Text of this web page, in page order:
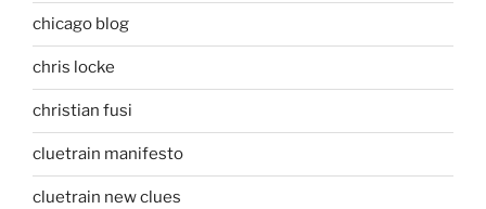
chicago blog
chris locke
christian fusi
cluetrain manifesto
cluetrain new clues